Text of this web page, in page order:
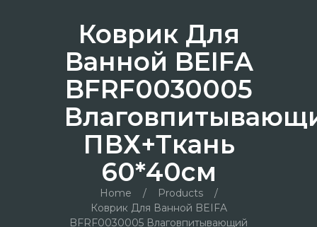
Коврик Для
Ванной BEIFA
BFRF0030005
ПВХ+ткань
60*40см
Home / Products
/
Коврик Для Ванной BEIFA
BFRF0030005 Влаговпитывающий